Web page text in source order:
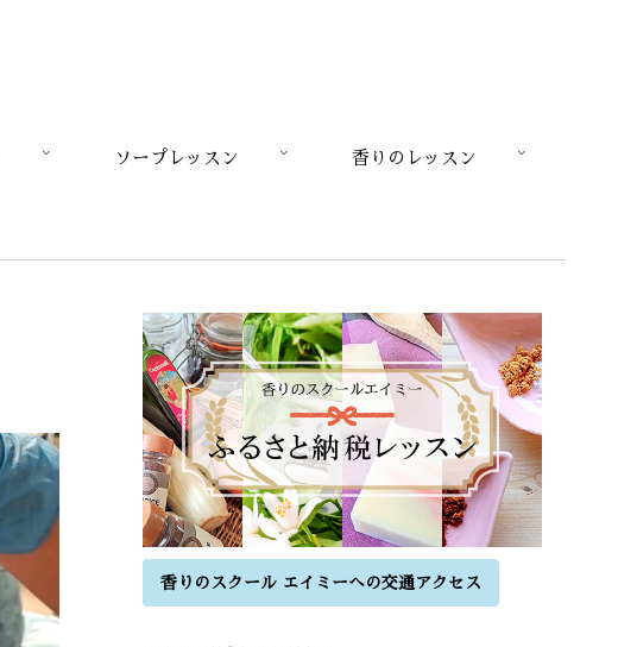
ソープレッスン 香りのレッスン
香りのスクール エイミーへの交通アクセス